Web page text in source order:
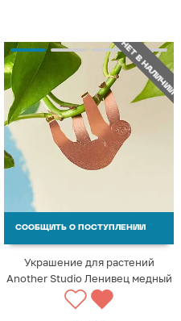
НЕТ В НАЛИЧИИ
СООБЩИТЬ О ПОСТУПЛЕНИИ
Украшение для растений
Another Studio Ленивец медный